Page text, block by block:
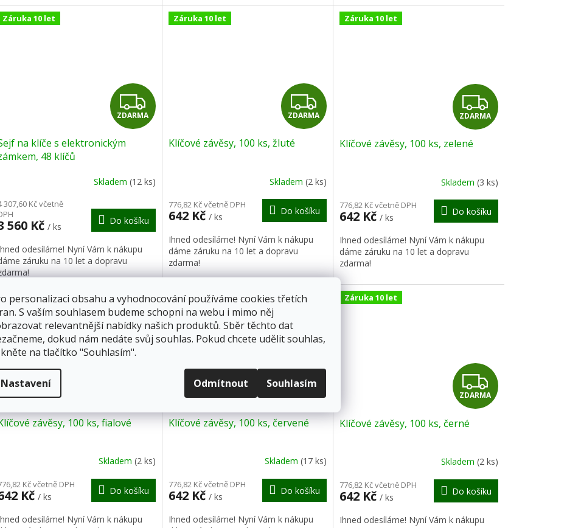
personalizaci obsahu a vyhodnocování používáme cookies třetích
S vaším souhlasem budeme schopni na webu i mimo něj
relevantnější nabídky našich produktů. Sběr těchto dat
dokud nám nedáte svůj souhlas. Pokud chcete udělit souhlas,
na tlačítko "Souhlasím".
Nastavení Odmítnout Souhlasím
Záruka 10 let
Z
D
R
M
A
ZDARMA
na klíče s elektronickým
48 klíčů
Skladem (12 ks)
307,60 Kč včetně
560 Kč / ks
Do košíku
odesíláme! Nyní Vám k nákupu
záruku na 10 let a dopravu
Záruka 10 let
Z
D
R
M
A
ZDARMA
Klíčové závěsy, 100 ks, žluté
Skladem (2 ks)
776,82 Kč včetně DPH
642 Kč / ks
Do košíku
Ihned odesíláme! Nyní Vám k nákupu
dáme záruku na 10 let a dopravu
zdarma!
Záruka 10 let
Z
D
R
M
A
ZDARMA
Klíčové závěsy, 100 ks, zelené
Skladem (3 ks)
776,82 Kč včetně DPH
642 Kč / ks
Do košíku
Ihned odesíláme! Nyní Vám k nákupu
dáme záruku na 10 let a dopravu
zdarma!
Záruka 10 let
D
R
M
A
závěsy, 100 ks, fialové
Skladem (2 ks)
Kč včetně DPH
Kč / ks
Do košíku
odesíláme! Nyní Vám k nákupu
Záruka 10 let
Z
D
R
M
A
Klíčové závěsy, 100 ks, červené
Skladem (17 ks)
776,82 Kč včetně DPH
642 Kč / ks
Do košíku
Ihned odesíláme! Nyní Vám k nákupu
Záruka 10 let
Z
D
R
M
A
ZDARMA
Klíčové závěsy, 100 ks, černé
Skladem (2 ks)
776,82 Kč včetně DPH
642 Kč / ks
Do košíku
Ihned odesíláme! Nyní Vám k nákupu